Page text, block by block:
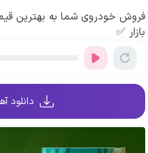
فروش خودروی شما به بهترین
بازار ✅
دانلود